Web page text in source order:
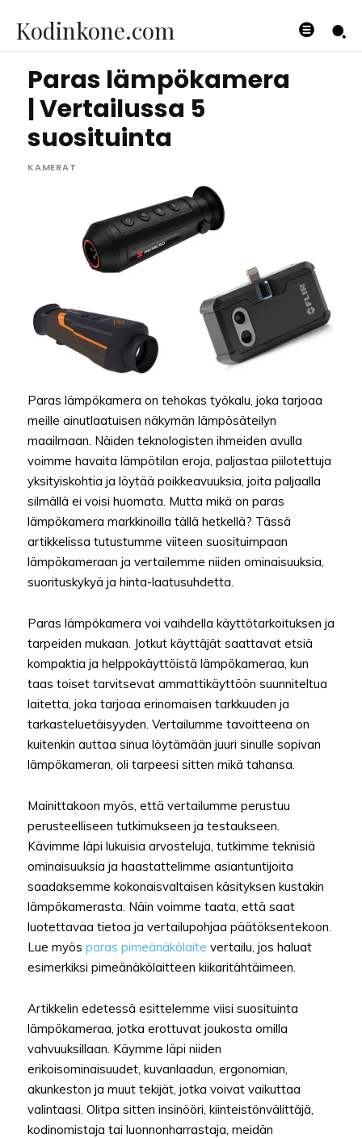
Kodinkone.com
Paras lämpökamera
| Vertailussa 5
suosituinta
KAMERAT
Paras lämpökamera on tehokas työkalu, joka tarjoaa
meille ainutlaatuisen näkymän lämpösäteilyn
maailmaan. Näiden teknologisten ihmeiden avulla
voimme havaita lämpötilan eroja, paljastaa piilotettuja
yksityiskohtia ja löytää poikkeavuuksia, joita paljaalla
silmällä ei voisi huomata. Mutta mikä on paras
lämpökamera markkinoilla tällä hetkellä? Tässä
artikkelissa tutustumme viiteen suosituimpaan
lämpökameraan ja vertailemme niiden ominaisuuksia,
suorituskykyä ja hinta-laatusuhdetta.
Paras lämpökamera voi vaihdella käyttötarkoituksen ja
tarpeiden mukaan. Jotkut käyttäjät saattavat etsiä
kompaktia ja helppokäyttöistä lämpökameraa, kun
taas toiset tarvitsevat ammattikäyttöön suunniteltua
laitetta, joka tarjoaa erinomaisen tarkkuuden ja
tarkasteluetäisyyden. Vertailumme tavoitteena on
kuitenkin auttaa sinua löytämään juuri sinulle sopivan
lämpökameran, oli tarpeesi sitten mikä tahansa.
Mainittakoon myös, että vertailumme perustuu
perusteelliseen tutkimukseen ja testaukseen.
Kävimme läpi lukuisia arvosteluja, tutkimme teknisiä
ominaisuuksia ja haastattelimme asiantuntijoita
saadaksemme kokonaisvaltaisen käsityksen kustakin
lämpökamerasta. Näin voimme taata, että saat
luotettavaa tietoa ja vertailupohjaa päätöksentekoon.
Lue myös paras pimeänäkölaite vertailu, jos haluat
esimerkiksi pimeänäkölaitteen kiikaritähtäimeen.
Artikkelin edetessä esittelemme viisi suosituinta
lämpökameraa, jotka erottuvat joukosta omilla
vahvuuksillaan. Käymme läpi niiden
erikoisominaisuudet, kuvanlaadun, ergonomian,
akunkeston ja muut tekijät, jotka voivat vaikuttaa
valintaasi. Olitpa sitten insinööri, kiinteistönvälittäjä,
kodinomistaja tai luonnonharrastaja, meidän